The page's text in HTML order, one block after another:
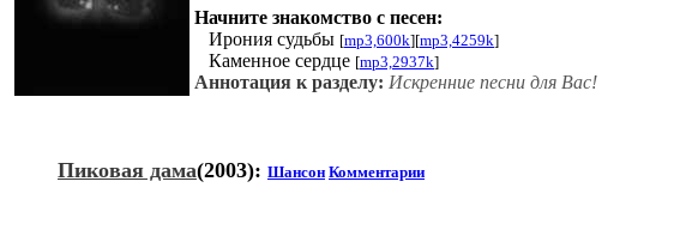
Начните знакомство с песен:
Ирония судьбы [mp3,600k][mp3,4259k]
Каменное сердце [mp3,2937k]
Аннотация к разделу: Искренние песни для Вас!
Пиковая дама(2003): Шансон Комментарии